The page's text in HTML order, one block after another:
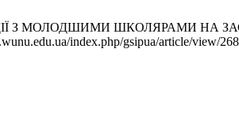
З МОЛОДШИМИ ШКОЛЯРАМИ НА
index.php/gsipua/article/view/268